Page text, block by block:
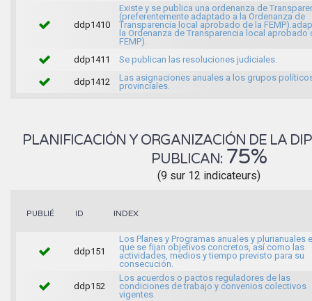
ddp1410
Existe y se publica una ordenanza de
(preferentemente adaptado a la Ordenanza de
Transparencia local aprobado de la
la Ordenanza de Transparencia local aprobado
FEMP).
ddp1411
Se publican las resoluciones judiciales.
ddp1412
Las asignaciones anuales a los grupos
provinciales.
PLANIFICACIÓN Y ORGANIZACIÓN DE LA
PUBLICAN: 75%
(9 sur 12 indicateurs)
PUBLIÉ ID INDEX
ddp151
Los Planes y Programas anuales y plurianuales
que se fijan objetivos concretos, así como las
actividades, medios y tiempo previsto para su
consecución.
ddp152
Los acuerdos o pactos reguladores de las
condiciones de trabajo y convenios colectivos
vigentes.